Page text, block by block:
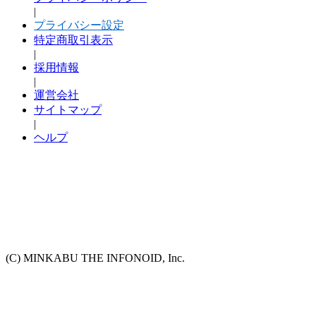
|
プライバシー設定
特定商取引表示
|
採用情報
|
運営会社
サイトマップ
|
ヘルプ
(C) MINKABU THE INFONOID, Inc.